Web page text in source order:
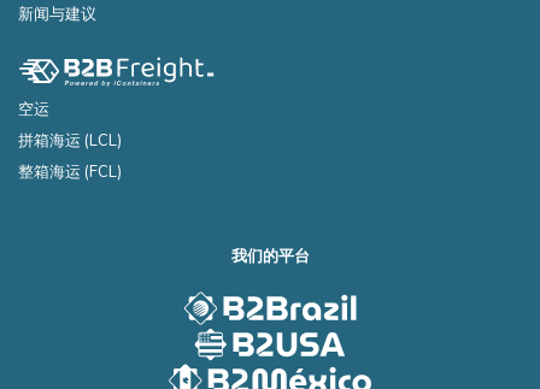
新闻与建议
空运
拼箱海运 (LCL)
整箱海运 (FCL)
我们的平台